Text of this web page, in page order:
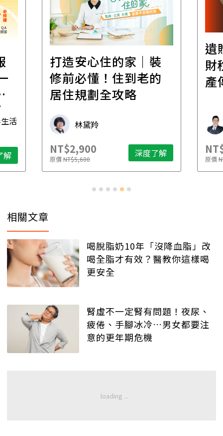
活
解
打造安心住的家｜裝
修前必懂！住到老的
居住規劃全攻略
林黛羚
NT$2,900
原價NT$5,600 深度了解
遺
財
產
原價
相關文章
喝脫脂奶10年「沒降血脂」改
喝全脂才有效？醫教你這樣喝
更安全
腎虛不一定腎有問題！夜尿、
疲倦、手腳冰冷…男女都要注
意的更年期危機